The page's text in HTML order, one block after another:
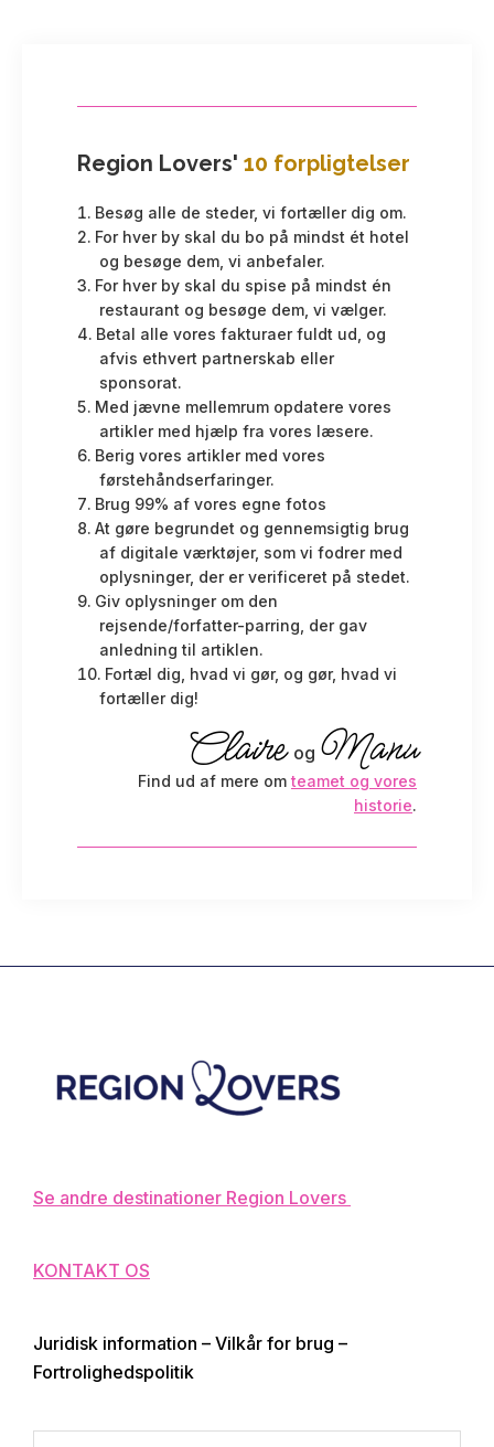
Region Lovers' 10 forpligtelser
Besøg alle de steder, vi fortæller dig om.
For hver by skal du bo på mindst ét hotel
og besøge dem, vi anbefaler.
For hver by skal du spise på mindst én
restaurant og besøge dem, vi vælger.
Betal alle vores fakturaer fuldt ud, og
afvis ethvert partnerskab eller
sponsorat.
Med jævne mellemrum opdatere vores
artikler med hjælp fra vores læsere.
Berig vores artikler med vores
førstehåndserfaringer.
Brug 99% af vores egne fotos
At gøre begrundet og gennemsigtig brug
af digitale værktøjer, som vi fodrer med
oplysninger, der er verificeret på stedet.
Giv oplysninger om den
rejsende/forfatter-parring, der gav
anledning til artiklen.
Fortæl dig, hvad vi gør, og gør, hvad vi
fortæller dig!
Claire og Manu
Find ud af mere om teamet og vores
historie.
Se andre destinationer Region Lovers
KONTAKT OS
Juridisk information – Vilkår for brug –
Fortrolighedspolitik